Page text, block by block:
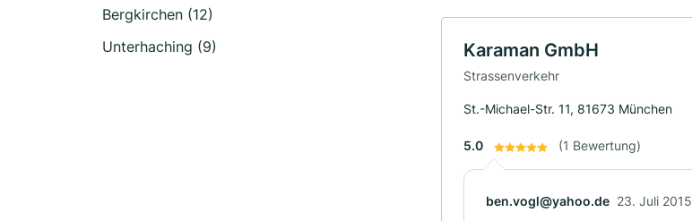
Bergkirchen (12)
Unterhaching (9)
Karaman GmbH
Strassenverkehr
St.-Michael-Str. 11, 81673 München
5.0 (1 Bewertung)
ben.vogl@yahoo.de 23. Juli 2015